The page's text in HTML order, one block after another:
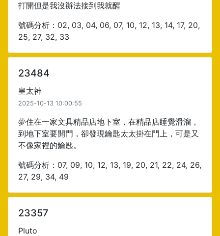
打開但是我沒辦法接到我就醒
號碼分析：02, 03, 04, 06, 07, 10, 12, 13, 14, 17, 20,
25, 27, 32, 33
23484
皇太神
2025-10-13 10:00:55
夢住在一家文具精品店地下室，在精品店睡覺滑溜，
到地下室要開門，卻發現鑰匙太太掛在門上，可是又
不像家裡的鑰匙。
號碼分析：07, 09, 10, 12, 13, 19, 20, 21, 22, 24, 26,
27, 29, 34, 49
23357
Pluto